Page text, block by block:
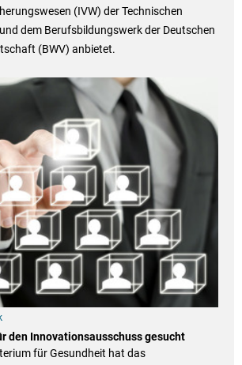
(IVW) der Technischen
dem Berufsbildungswerk der Deutschen
(BWV) anbietet.
den Innovationsausschuss gesucht
für Gesundheit hat das